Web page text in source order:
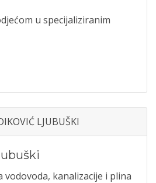
u specijaliziranim
LJUBUŠKI
vodovoda, kanalizacije i plina